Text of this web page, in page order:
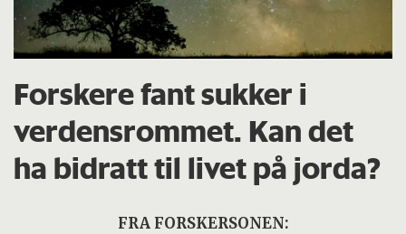
Forskere fant sukker i
verdensrommet. Kan det
ha bidratt til livet på jorda?
FRA FORSKERSONEN: